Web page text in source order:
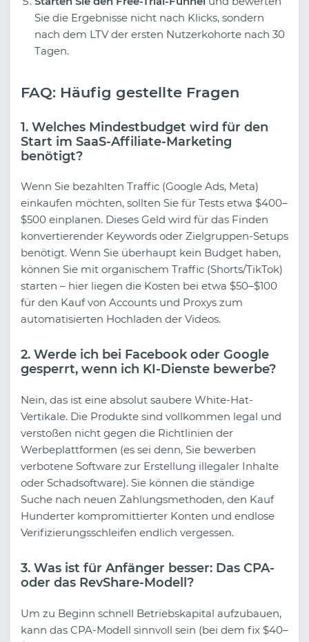
Sie die Ergebnisse nicht nach Klicks, sondern
nach dem LTV der ersten Nutzerkohorte nach 30
Tagen.
FAQ: Häufig gestellte Fragen
1. Welches Mindestbudget wird für den
Start im SaaS-Affiliate-Marketing
benötigt?
Wenn Sie bezahlten Traffic (Google Ads, Meta)
einkaufen möchten, sollten Sie für Tests etwa $400–
$500 einplanen. Dieses Geld wird für das Finden
konvertierender Keywords oder Zielgruppen-Setups
benötigt. Wenn Sie überhaupt kein Budget haben,
können Sie mit organischem Traffic (Shorts/TikTok)
starten – hier liegen die Kosten bei etwa $50–$100
für den Kauf von Accounts und Proxys zum
automatisierten Hochladen der Videos.
2. Werde ich bei Facebook oder Google
gesperrt, wenn ich KI-Dienste bewerbe?
Nein, das ist eine absolut saubere White-Hat-
Vertikale. Die Produkte sind vollkommen legal und
verstoßen nicht gegen die Richtlinien der
Werbeplattformen (es sei denn, Sie bewerben
verbotene Software zur Erstellung illegaler Inhalte
oder Schadsoftware). Sie können die ständige
Suche nach neuen Zahlungsmethoden, den Kauf
Hunderter kompromittierter Konten und endlose
Verifizierungsschleifen endlich vergessen.
3. Was ist für Anfänger besser: Das CPA-
oder das RevShare-Modell?
Um zu Beginn schnell Betriebskapital aufzubauen,
kann das CPA-Modell sinnvoll sein (bei dem fix $40–